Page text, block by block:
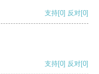
支持[0] 反对[0]
支持[0] 反对[0]